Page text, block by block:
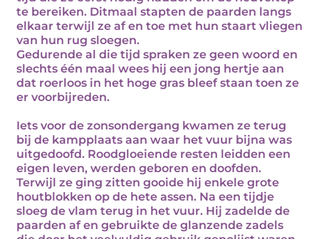
te bereiken. Ditmaal stapten de paarden langs
elkaar terwijl ze af en toe met hun staart vliegen
van hun rug sloegen.
Gedurende al die tijd spraken ze geen woord en
slechts één maal wees hij een jong hertje aan
dat roerloos in het hoge gras bleef staan toen ze
er voorbijreden.
Iets voor de zonsondergang kwamen ze terug
bij de kampplaats aan waar het vuur bijna was
uitgedoofd. Roodgloeiende resten leidden een
eigen leven, werden geboren en doofden.
Terwijl ze ging zitten gooide hij enkele grote
houtblokken op de hete assen. Na een tijdje
sloeg de vlam terug in het vuur. Hij zadelde de
paarden af en gebruikte de glanzende zadels